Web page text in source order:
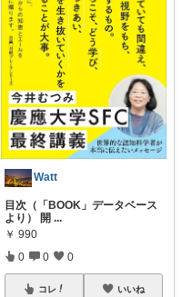
Watt
目次（「BOOK」データベース
より） 開 ...
￥ 990
0 0 0
コレ いいね